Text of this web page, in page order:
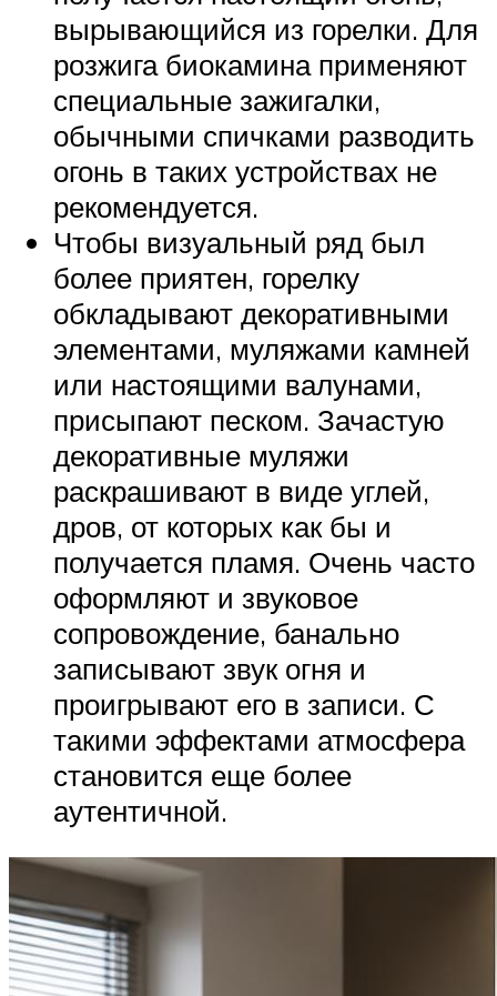
вырывающийся из горелки. Для
розжига биокамина применяют
специальные зажигалки,
обычными спичками разводить
огонь в таких устройствах не
рекомендуется.
Чтобы визуальный ряд был
более приятен, горелку
обкладывают декоративными
элементами, муляжами камней
или настоящими валунами,
присыпают песком. Зачастую
декоративные муляжи
раскрашивают в виде углей,
дров, от которых как бы и
получается пламя. Очень часто
оформляют и звуковое
сопровождение, банально
записывают звук огня и
проигрывают его в записи. С
такими эффектами атмосфера
становится еще более
аутентичной.